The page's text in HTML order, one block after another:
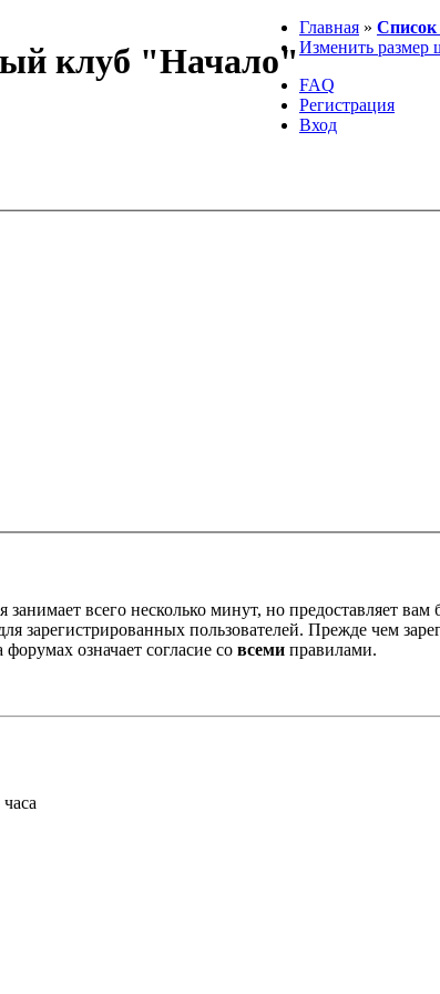
клуб "Начало"
Главная »
Изменить размер
FAQ
Регистрация
Вход
всего несколько минут, но предоставляет
пользователей. Прежде чем
означает согласие со всеми правилами.